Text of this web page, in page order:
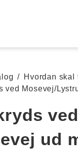
/ Hvordan
ved Mosevej/
ud